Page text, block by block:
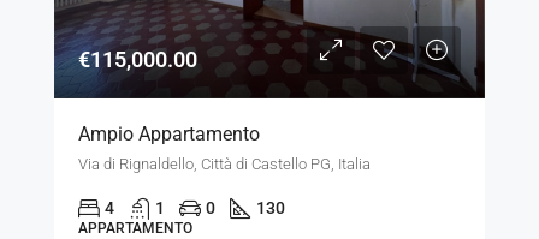
€115,000.00
Ampio Appartamento
Via di Rignaldello, Città di Castello PG, Italia
4 1 0 130
APPARTAMENTO